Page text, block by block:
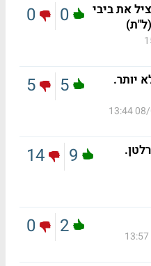
את ביבי
0
0
יותר.
08/
5
5
9
14
2
0